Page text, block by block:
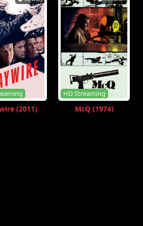
S-8 Eps-4 S-8 Eps-5 S-8 Eps-6
12
(2011)
HD Streaming
McQ (1974)